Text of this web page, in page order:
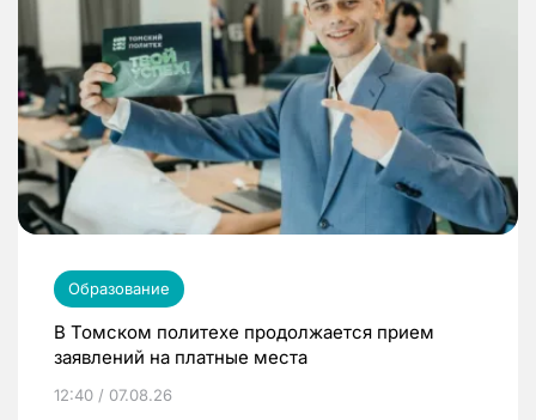
Образование
В Томском политехе продолжается прием
заявлений на платные места
12:40 / 07.08.26